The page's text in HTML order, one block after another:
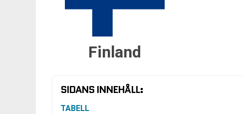
Finland
SIDANS INNEHÅLL:
TABELL